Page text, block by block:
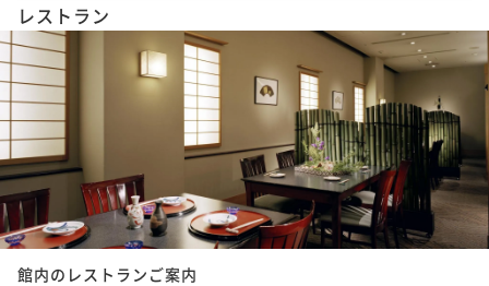
レストラン
館内のレストランご案内